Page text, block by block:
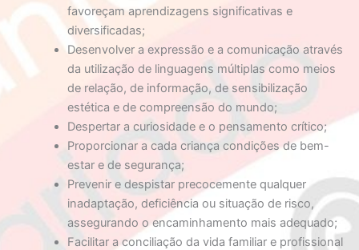
favoreçam aprendizagens significativas e
diversificadas;
Desenvolver a expressão e a comunicação através
da utilização de linguagens múltiplas como meios
de relação, de informação, de sensibilização
estética e de compreensão do mundo;
Despertar a curiosidade e o pensamento crítico;
Proporcionar a cada criança condições de bem-
estar e de segurança;
Prevenir e despistar precocemente qualquer
inadaptação, deficiência ou situação de risco,
assegurando o encaminhamento mais adequado;
Facilitar a conciliação da vida familiar e profissional